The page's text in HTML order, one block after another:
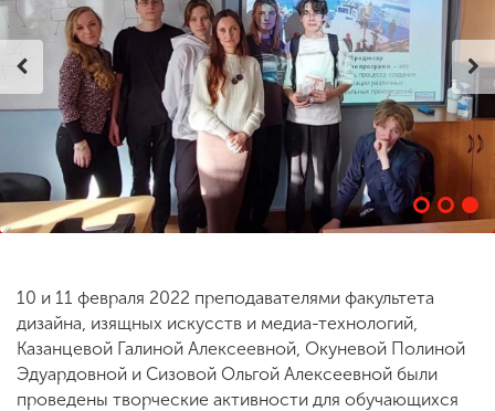
Студенческая жизнь
Сведения об
образовательной
организации
ENG SPN CHI
Приемная
комиссия
+7 (831) 262-26-20
10 и 11 февраля 2022 преподавателями факультета
дизайна, изящных искусств и медиа-технологий,
Казанцевой Галиной Алексеевной, Окуневой Полиной
Эдуардовной и Сизовой Ольгой Алексеевной были
проведены творческие активности для обучающихся